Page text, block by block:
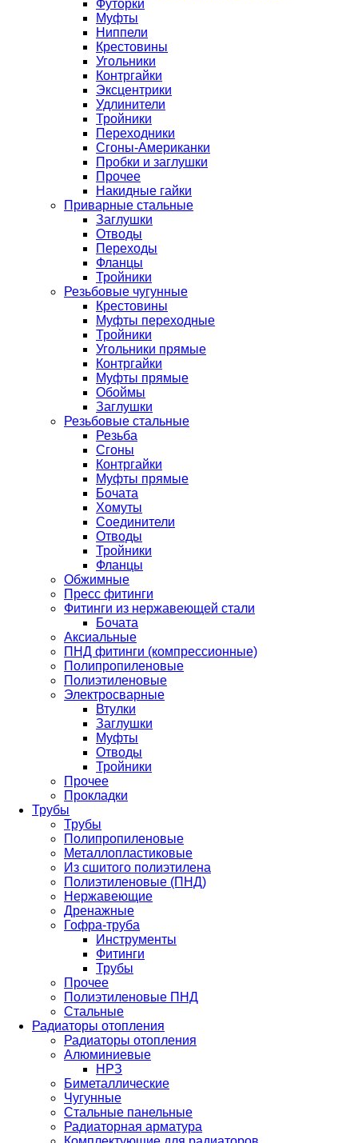
Футорки
Муфты
Ниппели
Крестовины
Угольники
Контргайки
Эксцентрики
Удлинители
Тройники
Переходники
Сгоны-Американки
Пробки и заглушки
Прочее
Накидные гайки
Приварные стальные
Заглушки
Отводы
Переходы
Фланцы
Тройники
Резьбовые чугунные
Крестовины
Муфты переходные
Тройники
Угольники прямые
Контргайки
Муфты прямые
Обоймы
Заглушки
Резьбовые стальные
Резьба
Сгоны
Контргайки
Муфты прямые
Бочата
Хомуты
Соединители
Отводы
Тройники
Фланцы
Обжимные
Пресс фитинги
Фитинги из нержавеющей стали
Бочата
Аксиальные
ПНД фитинги (компрессионные)
Полипропиленовые
Полиэтиленовые
Электросварные
Втулки
Заглушки
Муфты
Отводы
Тройники
Прочее
Прокладки
Трубы
Трубы
Полипропиленовые
Металлопластиковые
Из сшитого полиэтилена
Полиэтиленовые (ПНД)
Нержавеющие
Дренажные
Гофра-труба
Инструменты
Фитинги
Трубы
Прочее
Полиэтиленовые ПНД
Стальные
Радиаторы отопления
Радиаторы отопления
Алюминиевые
НРЗ
Биметаллические
Чугунные
Стальные панельные
Радиаторная арматура